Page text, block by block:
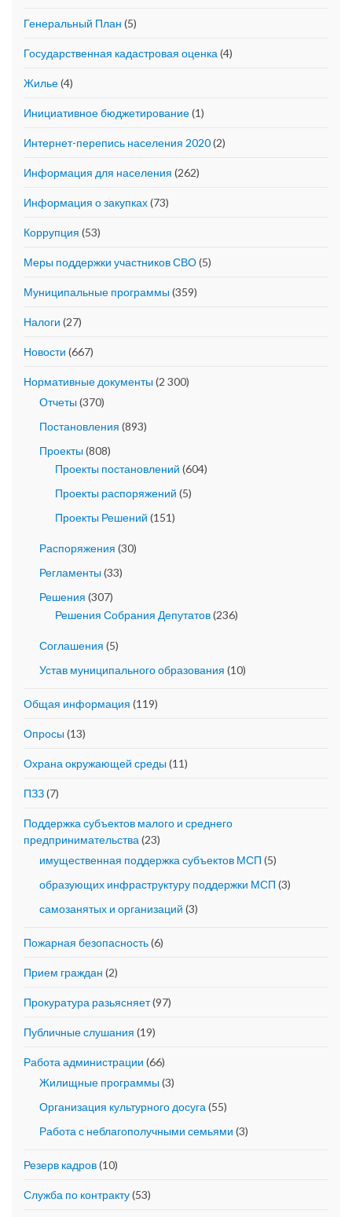
Генеральный План (5)
Государственная кадастровая оценка (4)
Жилье(4)
Инициативное бюджетирование(1)
Интернет-перепись населения 2020(2)
Информация для населения (262)
Информация о закупках(73)
Коррупция (53)
Меры поддержки участников СВО(5)
Муниципальные программы(359)
Налоги (27)
Новости (667)
Нормативные документы(2 300)
Отчеты(370)
Постановления (893)
Проекты(808)
Проекты постановлений (604)
Проекты распоряжений (5)
Проекты Решений (151)
Распоряжения (30)
Регламенты(33)
Решения (307)
Решения Собрания Депутатов(236)
Соглашения (5)
Устав муниципального образования (10)
Общая информация (119)
Опросы(13)
Охрана окружающей среды(11)
ПЗЗ(7)
Поддержка субъектов малого и среднего
предпринимательства (23)
имущественная поддержка субъектов МСП (5)
образующих инфраструктуру поддержки МСП (3)
самозанятых и организаций (3)
Пожарная безопасность(6)
Прием граждан (2)
Прокуратура разьясняет(97)
Публичные слушания (19)
Работа администрации (66)
Жилищные программы(3)
Организация культурного досуга (55)
Работа с неблагополучными семьями (3)
Резерв кадров(10)
Служба по контракту(53)